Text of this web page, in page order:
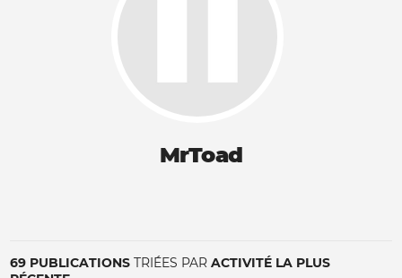
MrToad
69 PUBLICATIONS TRIÉES PAR ACTIVITÉ LA PLUS